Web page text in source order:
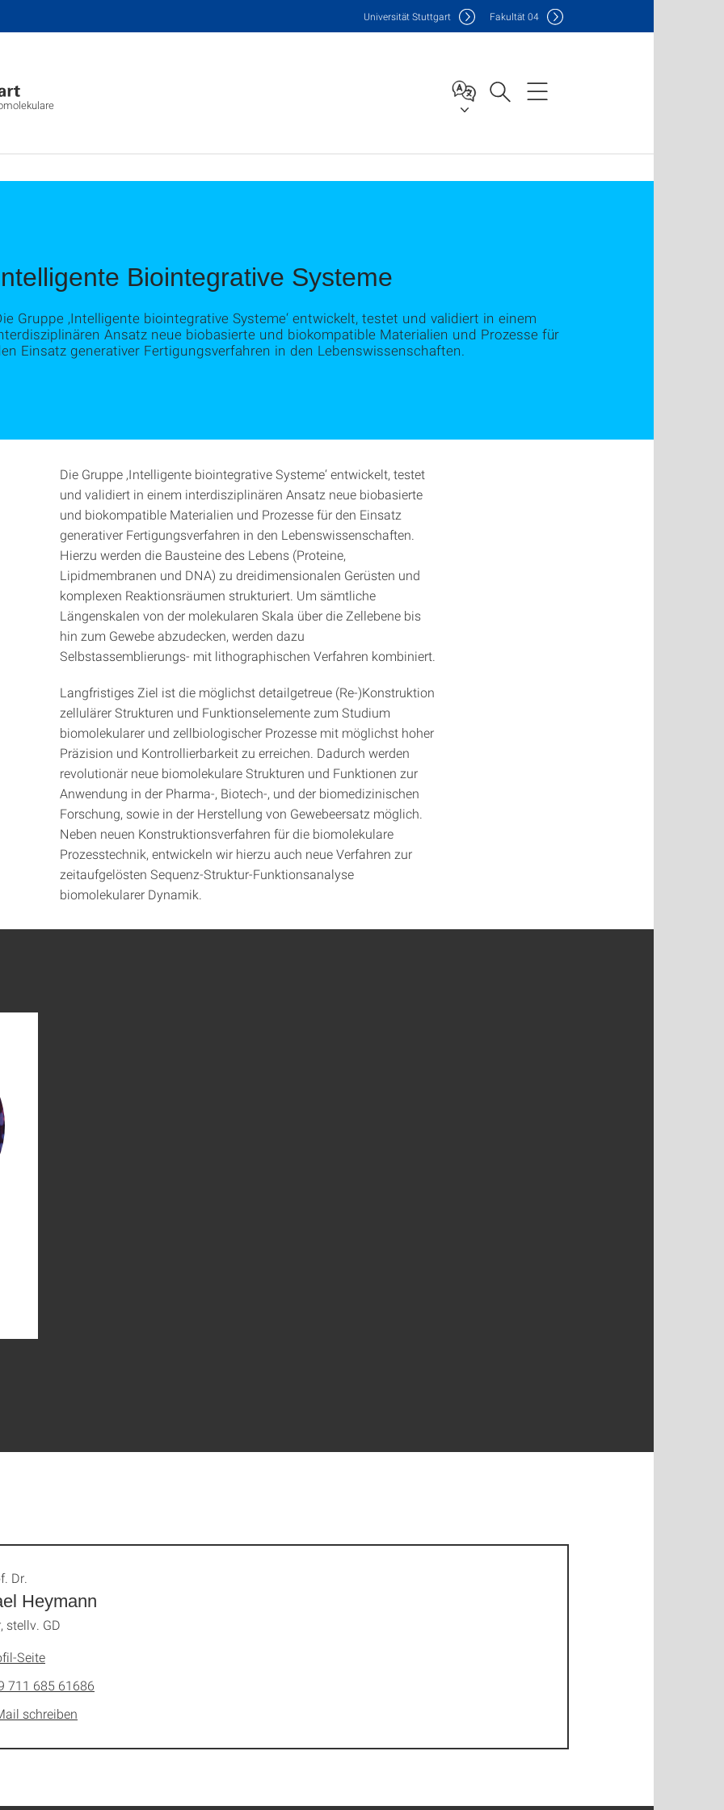
Universität Stuttgart Fakultät04
Biointegrative Systeme
Gruppe ‚Intelligente biointegrative Systeme‘ entwickelt, testet und validiert in einem
Ansatz neue biobasierte und biokompatible Materialien und Prozesse für
Einsatz generativer Fertigungsverfahren in den Lebenswissenschaften.
Die Gruppe ‚Intelligente biointegrative Systeme‘ entwickelt, testet
und validiert in einem interdisziplinären Ansatz neue biobasierte
und biokompatible Materialien und Prozesse für den Einsatz
generativer Fertigungsverfahren in den Lebenswissenschaften.
Hierzu werden die Bausteine des Lebens (Proteine,
Lipidmembranen und DNA) zu dreidimensionalen Gerüsten und
komplexen Reaktionsräumen strukturiert. Um sämtliche
Längenskalen von der molekularen Skala über die Zellebene bis
hin zum Gewebe abzudecken, werden dazu
Selbstassemblierungs- mit lithographischen Verfahren kombiniert.
Langfristiges Ziel ist die möglichst detailgetreue (Re-)Konstruktion
zellulärer Strukturen und Funktionselemente zum Studium
biomolekularer und zellbiologischer Prozesse mit möglichst hoher
Präzision und Kontrollierbarkeit zu erreichen. Dadurch werden
revolutionär neue biomolekulare Strukturen und Funktionen zur
Anwendung in der Pharma-, Biotech-, und der biomedizinischen
Forschung, sowie in der Herstellung von Gewebeersatz möglich.
Neben neuen Konstruktionsverfahren für die biomolekulare
Prozesstechnik, entwickeln wir hierzu auch neue Verfahren zur
zeitaufgelösten Sequenz-Struktur-Funktionsanalyse
biomolekularer Dynamik.
Heymann
Dr.
stellv. GD
Seite
711 685 61686
schreiben